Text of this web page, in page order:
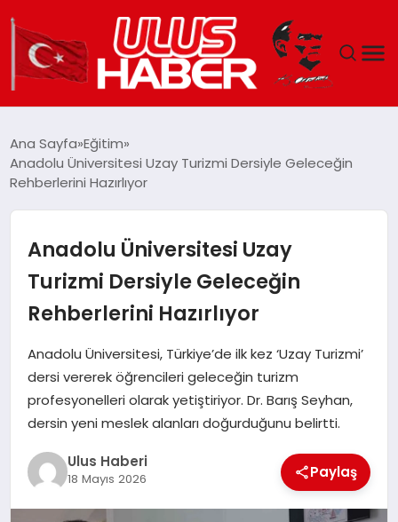
DÜNYA
TEKNOLOJI
EĞITIM
MAGAZIN
SPOR
Ana Sayfa Eğitim
Anadolu Üniversitesi Uzay Turizmi Dersiyle Geleceğin
Rehberlerini Hazırlıyor
Anadolu Üniversitesi Uzay
Turizmi Dersiyle Geleceğin
Rehberlerini Hazırlıyor
Anadolu Üniversitesi, Türkiye’de ilk kez ‘Uzay Turizmi’
dersi vererek öğrencileri geleceğin turizm
profesyonelleri olarak yetiştiriyor. Dr. Barış Seyhan,
dersin yeni meslek alanları doğurduğunu belirtti.
Ulus Haberi
18 Mayıs 2026 Paylaş